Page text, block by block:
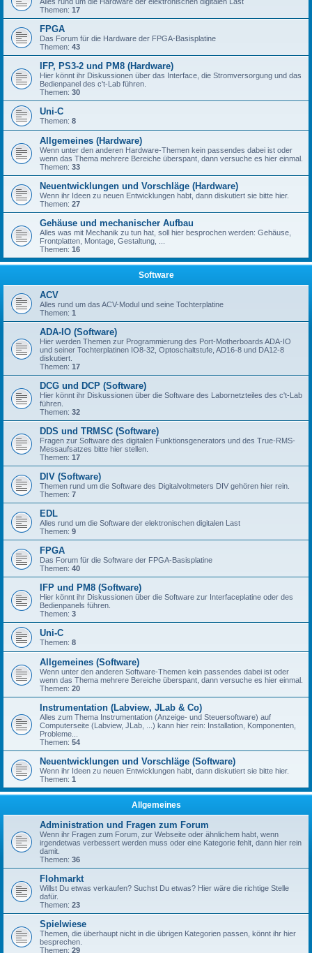
Themen: 17
FPGA
Das Forum für die Hardware der FPGA-Basisplatine
Themen: 43
IFP, PS3-2 und PM8 (Hardware)
Hier könnt ihr Diskussionen über das Interface, die Stromversorgung und das
Bedienpanel des c't-Lab führen.
Themen: 30
Uni-C
Themen: 8
Allgemeines (Hardware)
Wenn unter den anderen Hardware-Themen kein passendes dabei ist oder
wenn das Thema mehrere Bereiche überspant, dann versuche es hier einmal.
Themen: 33
Neuentwicklungen und Vorschläge (Hardware)
Wenn ihr Ideen zu neuen Entwicklungen habt, dann diskutiert sie bitte hier.
Themen: 27
Gehäuse und mechanischer Aufbau
Alles was mit Mechanik zu tun hat, soll hier besprochen werden: Gehäuse,
Frontplatten, Montage, Gestaltung, ...
Themen: 16
Software
ACV
Alles rund um das ACV-Modul und seine Tochterplatine
Themen: 1
ADA-IO (Software)
Hier werden Themen zur Programmierung des Port-Motherboards ADA-IO
und seiner Tochterplatinen IO8-32, Optoschaltstufe, AD16-8 und DA12-8
diskutiert.
Themen: 17
DCG und DCP (Software)
Hier könnt ihr Diskussionen über die Software des Labornetzteiles des c't-Lab
führen.
Themen: 32
DDS und TRMSC (Software)
Fragen zur Software des digitalen Funktionsgenerators und des True-RMS-
Messaufsatzes bitte hier stellen.
Themen: 17
DIV (Software)
Themen rund um die Software des Digitalvoltmeters DIV gehören hier rein.
Themen: 7
EDL
Alles rund um die Software der elektronischen digitalen Last
Themen: 9
FPGA
Das Forum für die Software der FPGA-Basisplatine
Themen: 40
IFP und PM8 (Software)
Hier könnt ihr Diskussionen über die Software zur Interfaceplatine oder des
Bedienpanels führen.
Themen: 3
Uni-C
Themen: 8
Allgemeines (Software)
Wenn unter den anderen Software-Themen kein passendes dabei ist oder
wenn das Thema mehrere Bereiche überspant, dann versuche es hier einmal.
Themen: 20
Instrumentation (Labview, JLab & Co)
Alles zum Thema Instrumentation (Anzeige- und Steuersoftware) auf
Computerseite (Labview, JLab, ...) kann hier rein: Installation, Komponenten,
Probleme...
Themen: 54
Neuentwicklungen und Vorschläge (Software)
Wenn ihr Ideen zu neuen Entwicklungen habt, dann diskutiert sie bitte hier.
Themen: 1
Allgemeines
Administration und Fragen zum Forum
Wenn ihr Fragen zum Forum, zur Webseite oder ähnlichem habt, wenn
irgendetwas verbessert werden muss oder eine Kategorie fehlt, dann hier rein
damit.
Themen: 36
Flohmarkt
Willst Du etwas verkaufen? Suchst Du etwas? Hier wäre die richtige Stelle
dafür.
Themen: 23
Spielwiese
Themen, die überhaupt nicht in die übrigen Kategorien passen, könnt ihr hier
besprechen.
Themen: 29